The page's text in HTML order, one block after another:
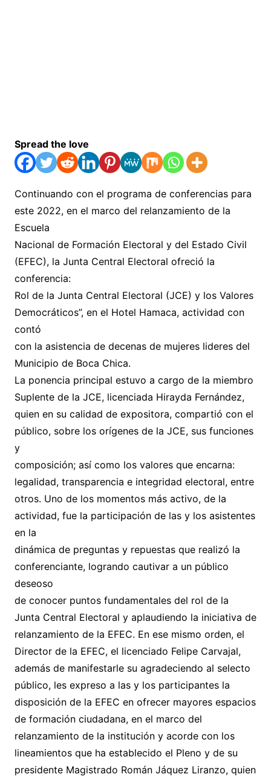
Spread the love
Continuando con el programa de conferencias para
este 2022, en el marco del relanzamiento de la
Escuela
Nacional de Formación Electoral y del Estado Civil
(EFEC), la Junta Central Electoral ofreció la
conferencia:
Rol de la Junta Central Electoral (JCE) y los Valores
Democráticos”, en el Hotel Hamaca, actividad con
contó
con la asistencia de decenas de mujeres lideres del
Municipio de Boca Chica.
La ponencia principal estuvo a cargo de la miembro
Suplente de la JCE, licenciada Hirayda Fernández,
quien en su calidad de expositora, compartió con el
público, sobre los orígenes de la JCE, sus funciones
y
composición; así como los valores que encarna:
legalidad, transparencia e integridad electoral, entre
otros. Uno de los momentos más activo, de la
actividad, fue la participación de las y los asistentes
en la
dinámica de preguntas y repuestas que realizó la
conferenciante, logrando cautivar a un público
deseoso
de conocer puntos fundamentales del rol de la
Junta Central Electoral y aplaudiendo la iniciativa de
relanzamiento de la EFEC. En ese mismo orden, el
Director de la EFEC, el licenciado Felipe Carvajal,
además de manifestarle su agradeciendo al selecto
público, les expreso a las y los participantes la
disposición de la EFEC en ofrecer mayores espacios
de formación ciudadana, en el marco del
relanzamiento de la institución y acorde con los
lineamientos que ha establecido el Pleno y de su
presidente Magistrado Román Jáquez Liranzo, quien